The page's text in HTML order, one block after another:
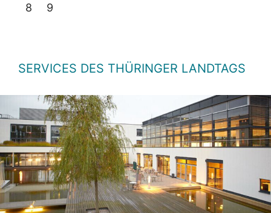
8 9
SERVICES DES THÜRINGER LANDTAGS